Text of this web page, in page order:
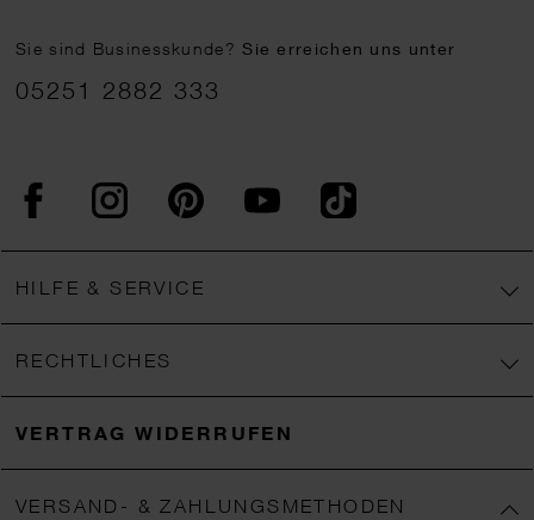
Sie sind Businesskunde?Sie erreichen uns unter
05251 2882 333
FacebookInstagram PinterestYouTubeTikTok
HILFE & SERVICE
RECHTLICHES
VERTRAG WIDERRUFEN
VERSAND- & ZAHLUNGSMETHODEN